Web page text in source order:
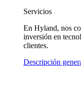
Servicios
En Hyland, nos
inversión en
clientes.
Descripción